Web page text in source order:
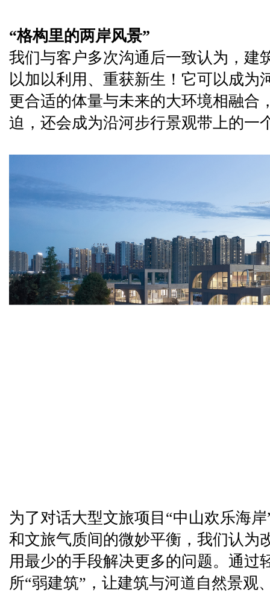
“格构里的两岸风景”
我们与客户多次沟通后一致认为，建
以加以利用、重获新生！它可以成为
更合适的体量与未来的大环境相融合
迫，还会成为沿河步行景观带上的一
为了对话大型文旅项目“中山欢乐海
和文旅气质间的微妙平衡，我们认为
用最少的手段解决更多的问题。通过
所“弱建筑”，让建筑与河道自然景观